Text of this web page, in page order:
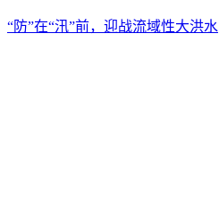
“防”在“汛”前，迎战流域性大洪水